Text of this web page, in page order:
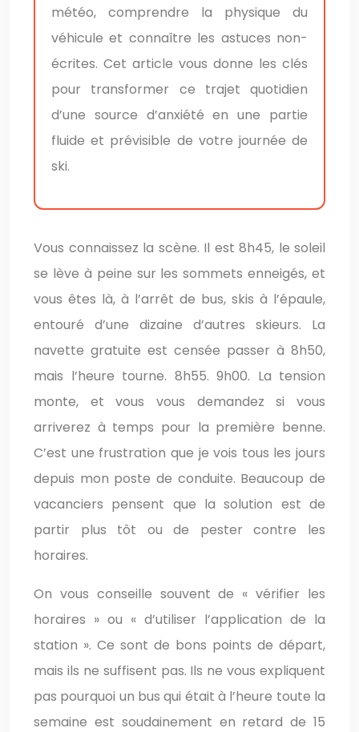
météo, comprendre la physique du
véhicule et connaître les astuces non-
écrites. Cet article vous donne les clés
pour transformer ce trajet quotidien
d’une source d’anxiété en une partie
fluide et prévisible de votre journée de
ski.
Vous connaissez la scène. Il est 8h45, le soleil
se lève à peine sur les sommets enneigés, et
vous êtes là, à l’arrêt de bus, skis à l’épaule,
entouré d’une dizaine d’autres skieurs. La
navette gratuite est censée passer à 8h50,
mais l’heure tourne. 8h55. 9h00. La tension
monte, et vous vous demandez si vous
arriverez à temps pour la première benne.
C’est une frustration que je vois tous les jours
depuis mon poste de conduite. Beaucoup de
vacanciers pensent que la solution est de
partir plus tôt ou de pester contre les
horaires.
On vous conseille souvent de « vérifier les
horaires » ou « d’utiliser l’application de la
station ». Ce sont de bons points de départ,
mais ils ne suffisent pas. Ils ne vous expliquent
pas pourquoi un bus qui était à l’heure toute la
semaine est soudainement en retard de 15